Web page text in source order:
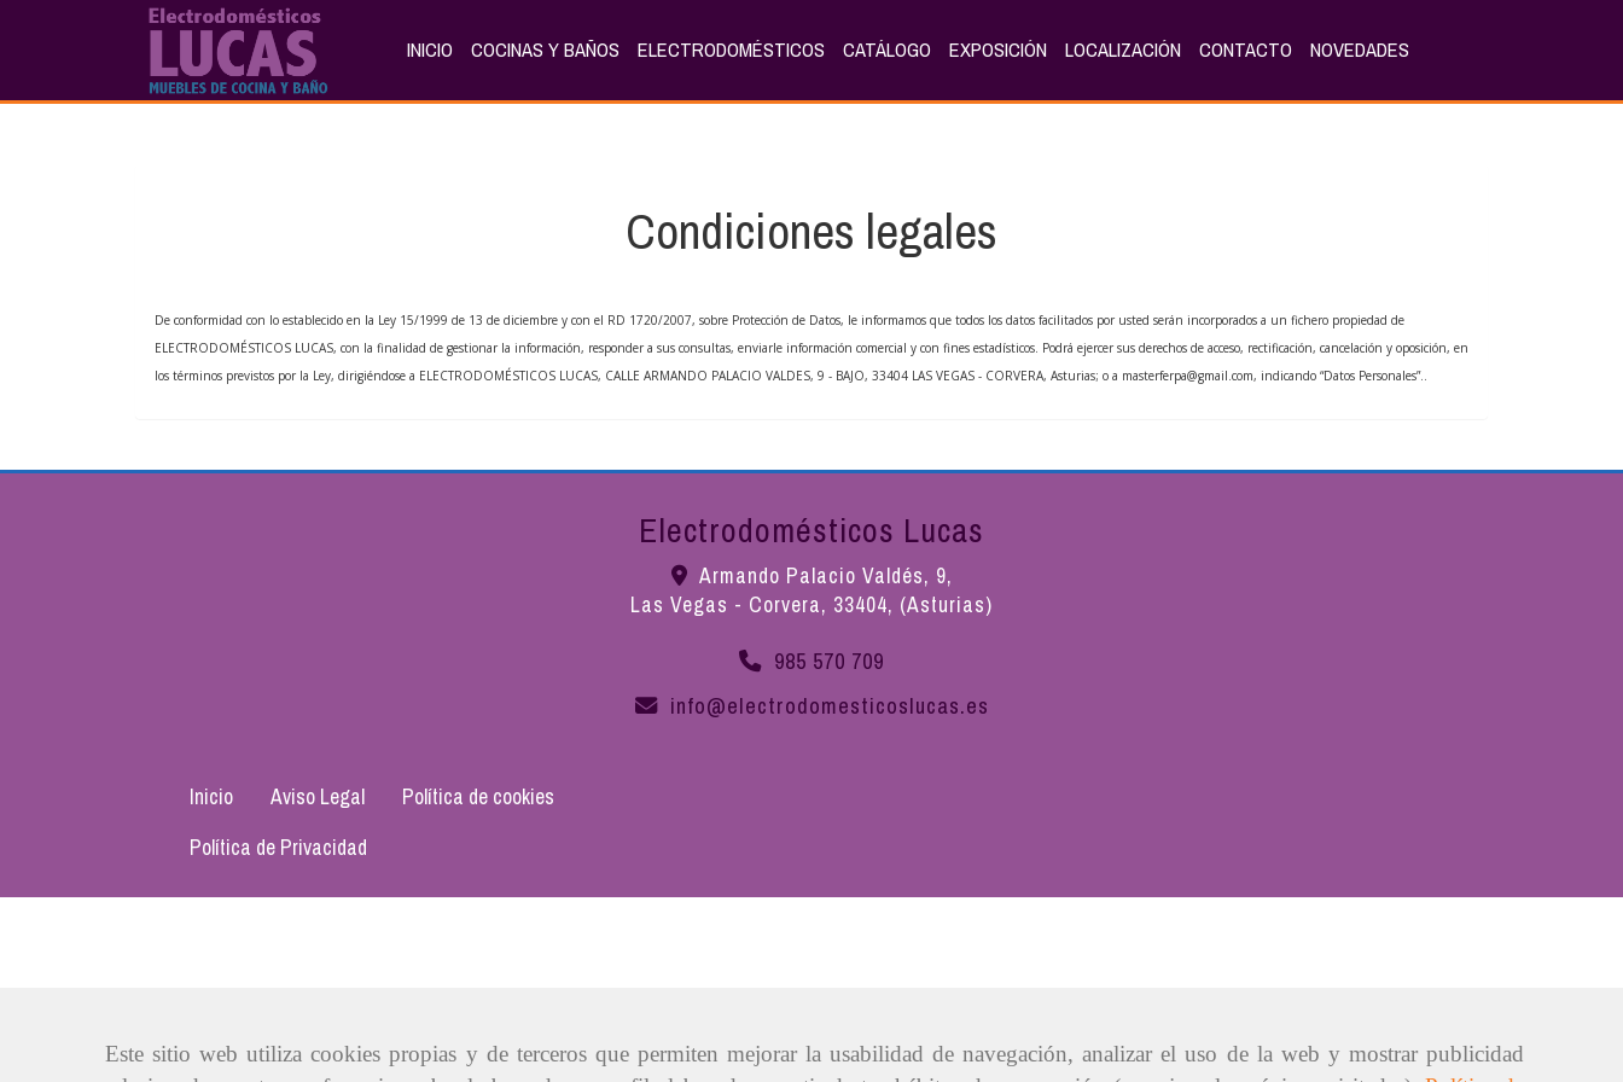
Este sitio web utiliza cookies propias y de terceros que permiten mejorar la usabilidad de navegación, analizar el uso de la web y mostrar publicidad
INICIO COCINAS Y BAÑOS ELECTRODOMÉSTICOS CATÁLOGO EXPOSICIÓN LOCALIZACIÓN CONTACTO NOVEDADES
Condiciones legales
De conformidad con lo establecido en la Ley 15/1999 de 13 de diciembre y con el RD 1720/2007, sobre Protección de Datos, le informamos que todos los datos facilitados por usted serán incorporados a un fichero propiedad de
ELECTRODOMÉSTICOS LUCAS, con la finalidad de gestionar la información, responder a sus consultas, enviarle información comercial y con fines estadísticos. Podrá ejercer sus derechos de acceso, rectificación, cancelación y oposición, en
los términos previstos por la Ley, dirigiéndose a ELECTRODOMÉSTICOS LUCAS, CALLE ARMANDO PALACIO VALDES, 9 - BAJO, 33404 LAS VEGAS - CORVERA, Asturias; o a masterferpa@gmail.com, indicando “Datos Personales”..
Electrodomésticos Lucas
Armando Palacio Valdés, 9,
Las Vegas - Corvera, 33404, (Asturias)
985 570 709
info
electrodomesticoslucas.es
Inicio Aviso Legal
Política de cookies
Política de Privacidad